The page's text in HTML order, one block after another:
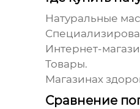
Натуральные
Интернет-
Товары.
Магазинах
Сравнение